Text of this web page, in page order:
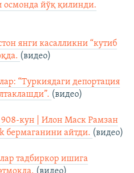
осмонда йўқ қилинди.
янги касалликни “кутиб
(видео)
“Туркиядаги депортация
(видео)
908-кун | Илон Маск Рамзан
бермаганини айтди. (видео)
тадбиркор ишига